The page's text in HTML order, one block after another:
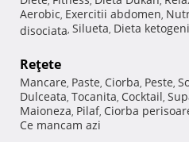
Aerobic, Exercitii abdomen,
disociata, Silueta, Dieta
Reţete
Mancare, Paste, Ciorba, Peste,
Dulceata, Tocanita, Cocktail,
Maioneza, Pilaf, Ciorba
Ce mancam azi